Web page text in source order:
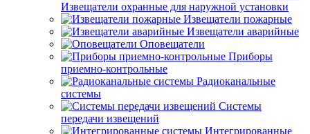
Извещатели охранные для наружной установки
Извещатели пожарные
Извещатели аварийные
Оповещатели
Приборы
приемно-контрольные
Радиоканальные
системы
Системы
передачи извещений
Интегрированные